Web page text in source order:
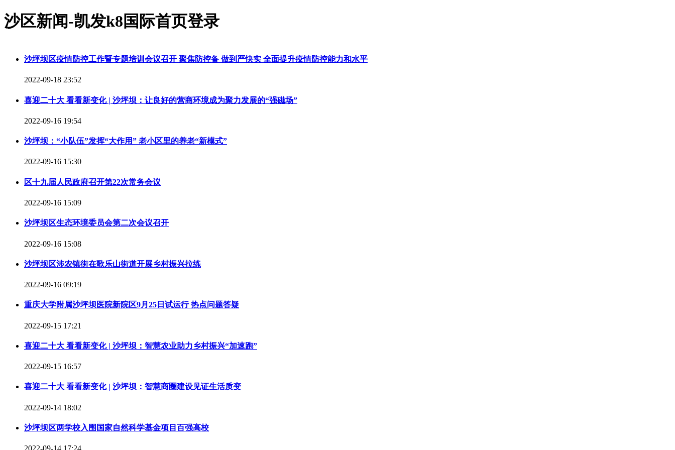
沙区新闻-凯发k8国际首页登录
沙坪坝区疫情防控工作暨专题培训会议召开 聚焦防控备 做到严快实 全面提升疫情防控能力和水平
2022-09-18 23:52
喜迎二十大 看看新变化 | 沙坪坝：让良好的营商环境成为聚力发展的“强磁场”
2022-09-16 19:54
沙坪坝：“小队伍”发挥“大作用” 老小区里的养老“新模式”
2022-09-16 15:30
区十九届人民政府召开第22次常务会议
2022-09-16 15:09
沙坪坝区生态环境委员会第二次会议召开
2022-09-16 15:08
沙坪坝区涉农镇街在歌乐山街道开展乡村振兴拉练
2022-09-16 09:19
重庆大学附属沙坪坝医院新院区9月25日试运行 热点问题答疑
2022-09-15 17:21
喜迎二十大 看看新变化 | 沙坪坝：智慧农业助力乡村振兴“加速跑”
2022-09-15 16:57
喜迎二十大 看看新变化 | 沙坪坝：智慧商圈建设见证生活质变
2022-09-14 18:02
沙坪坝区两学校入围国家自然科学基金项目百强高校